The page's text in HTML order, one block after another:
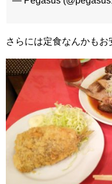
さらには定食なんかもお